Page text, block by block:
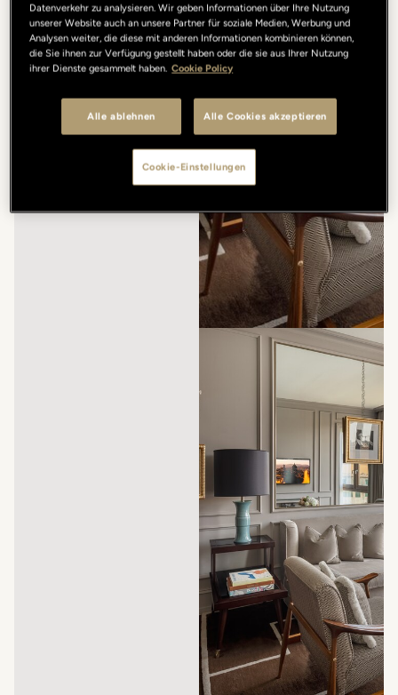
Datenverkehr zu analysieren. Wir geben Informationen über Ihre Nutzung
unserer Website auch an unsere Partner für soziale Medien, Werbung und
Analysen weiter, die diese mit anderen Informationen kombinieren können,
die Sie ihnen zur Verfügung gestellt haben oder die sie aus Ihrer Nutzung
ihrer Dienste gesammelt haben. Cookie Policy
Alle ablehnen Alle Cookies akzeptieren
Cookie-Einstellungen